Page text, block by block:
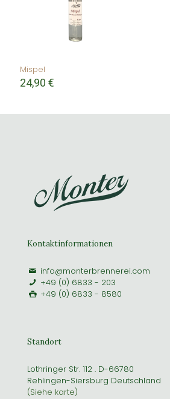
Mispel
24,90 €
Kontaktinformationen
info@monterbrennerei.com
+49 (0) 6833 - 203
+49 (0) 6833 - 8580
Standort
Lothringer Str. 112 . D-66780
Rehlingen-Siersburg Deutschland
(Siehe karte)